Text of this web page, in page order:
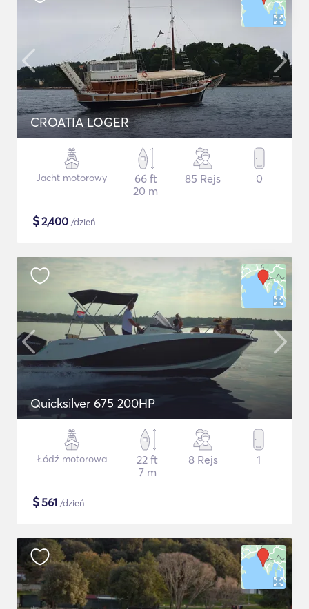
CROATIA LOGER
Jacht motorowy
66 ft
20 m
85 Rejs 0
$2,400 /dzień
Quicksilver 675 200HP
Łódź motorowa
22 ft
7 m
8 Rejs 1
$561 /dzień